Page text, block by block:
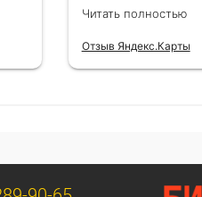
Цены адекватные.
Читать полностью
Отзыв Яндекс.Карты